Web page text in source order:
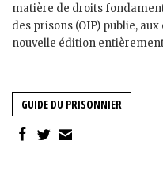
matière de droits
des prisons (OIP) publie,
nouvelle édition entièrement
GUIDE DU PRISONNIER